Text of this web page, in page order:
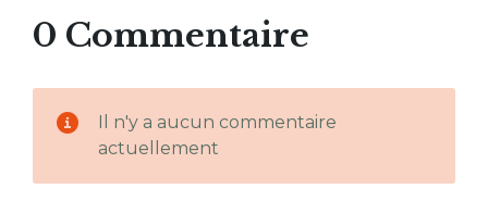
0 Commentaire
Il n'y a aucun commentaire
actuellement